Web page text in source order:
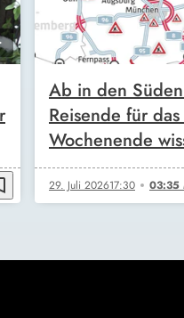
Ab in den
Reisende für
Wochenende
29. Juli 202617:30 03:35